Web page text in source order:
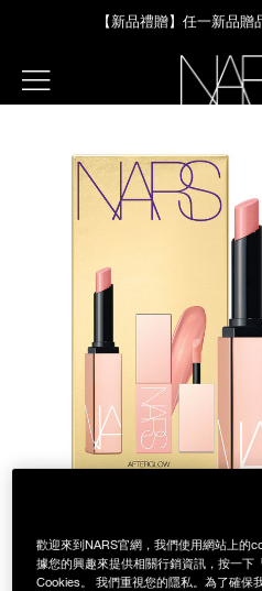
【新品禮贈】任一新品贈
【8.6-8.9 限定】全館最高
【8/3-8/10限定】明星底
【8/3-8/10限定】限時輸碼
新客首購輸＜WELCOME＞享9折
選單"
官網最新活動
預約金曲獎妝容
官網獨家組合
試用送到家
新客專屬優惠
舊客回購禮遇
彩盤及禮盒組
彩妝服務
彩妝專欄
專業彩妝學院
歡迎來到NARS官網，我們使用網站上的
據您的興趣來提供相關行銷資訊，按一下
Cookies。 我們重視您的隱私。為了確保